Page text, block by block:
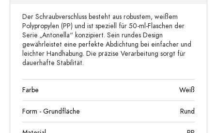
Der Schraubverschluss besteht aus robustem, weißem
Polypropylen (PP) und ist speziell für 50-ml-Flaschen der
Serie „Antonella“ konzipiert. Sein rundes Design
gewährleistet eine perfekte Abdichtung bei einfacher und
leichter Handhabung. Die präzise Verarbeitung sorgt für
dauerhafte Stabilität.
Farbe Weiß
Form - Grundfläche Rund